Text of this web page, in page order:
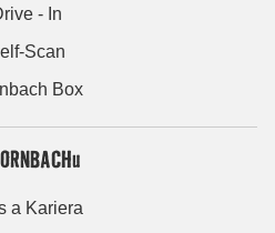
- In
Scan
Box
a Kariera